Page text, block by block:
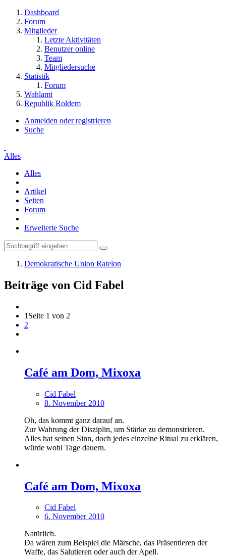
Dashboard
Forum
Mitglieder
Letzte Aktivitäten
Benutzer online
Team
Mitgliedersuche
Statistik
Forum
Wahlamt
Republik Roldem
Anmelden oder registrieren
Suche
Alles
Alles
Artikel
Seiten
Forum
Erweiterte Suche
Demokratische Union Ratelon
Beiträge von Cid Fabel
1 Seite 1 von 2
2
Café am Dom, Mixoxa
Cid Fabel
8. November 2010
Oh, das kommt ganz darauf an.
Zur Wahrung der Disziplin, um Stärke zu demonstrieren.
Alles hat seinen Sinn, doch jedes einzelne Ritual zu erklären,
würde wohl Tage dauern.
Café am Dom, Mixoxa
Cid Fabel
6. November 2010
Natürlich.
Da wären zum Beispiel die Märsche, das Präsentieren der
Waffe, das Salutieren oder auch der Apell.